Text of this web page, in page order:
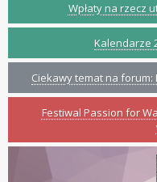
Wpłaty na rzecz
Kalendarze
Ciekawy temat na
Festiwal Passion for